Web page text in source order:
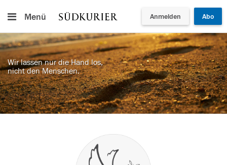
Menü Anmelden Abo
Wir lassen nur die Hand los,
nicht den Menschen.